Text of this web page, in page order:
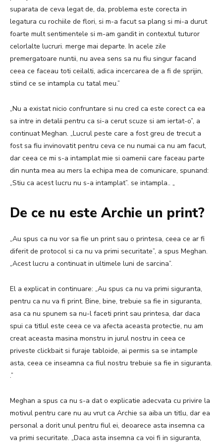
suparata de ceva legat de, da, problema este corecta in
legatura cu rochiile de flori, si m-a facut sa plang si mi-a durut
foarte mult sentimentele si m-am gandit in contextul tuturor
celorlalte lucruri. merge mai departe. In acele zile
premergatoare nuntii, nu avea sens sa nu fiu singur facand
ceea ce faceau toti ceilalti, adica incercarea de a fi de sprijin,
stiind ce se intampla cu tatal meu.”
„Nu a existat nicio confruntare si nu cred ca este corect ca ea
sa intre in detalii pentru ca si-a cerut scuze si am iertat-o”, a
continuat Meghan. „Lucrul peste care a fost greu de trecut a
fost sa fiu invinovatit pentru ceva ce nu numai ca nu am facut,
dar ceea ce mi s-a intamplat mie si oamenii care faceau parte
din nunta mea au mers la echipa mea de comunicare, spunand:
„Stiu ca acest lucru nu s-a intamplat”. se intampla.. „
De ce nu este Archie un print?
„Au spus ca nu vor sa fie un print sau o printesa, ceea ce ar fi
diferit de protocol si ca nu va primi securitate”, a spus Meghan.
„Acest lucru a continuat in ultimele luni de sarcina”.
El a explicat in continuare: „Au spus ca nu va primi siguranta,
pentru ca nu va fi print. Bine, bine, trebuie sa fie in siguranta,
asa ca nu spunem sa nu-l faceti print sau printesa, dar daca
spui ca titlul este ceea ce va afecta aceasta protectie, nu am
creat aceasta masina monstru in jurul nostru in ceea ce
priveste clickbait si furaje tabloide, ai permis sa se intample
asta, ceea ce inseamna ca fiul nostru trebuie sa fie in siguranta.
.”
Meghan a spus ca nu s-a dat o explicatie adecvata cu privire la
motivul pentru care nu au vrut ca Archie sa aiba un titlu, dar ea
personal a dorit unul pentru fiul ei, deoarece asta insemna ca
va primi securitate. „Daca asta insemna ca voi fi in siguranta,